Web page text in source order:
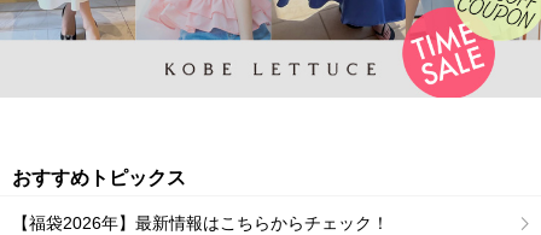
おすすめトピックス
【福袋2026年】最新情報はこちらからチェック！